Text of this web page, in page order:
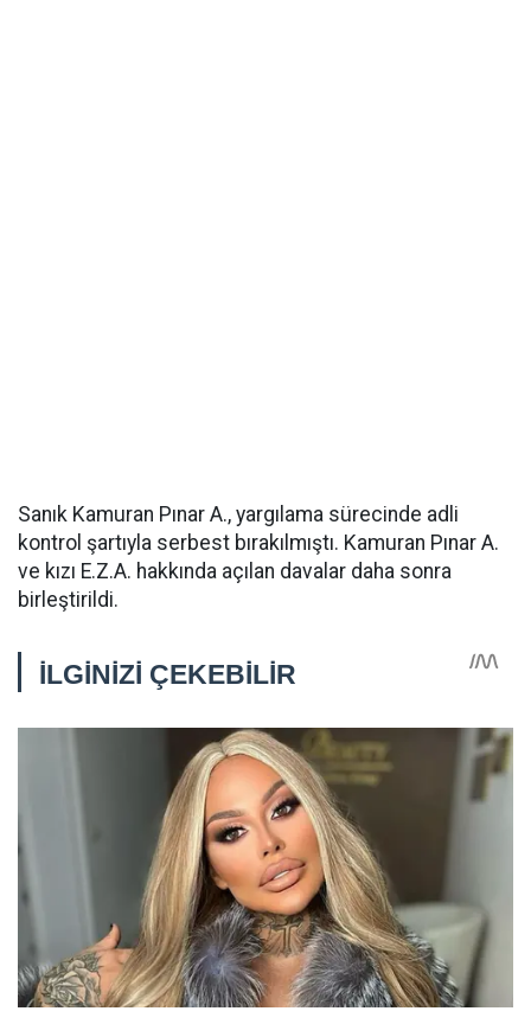
Sanık Kamuran Pınar A., yargılama sürecinde adli
kontrol şartıyla serbest bırakılmıştı. Kamuran Pınar A.
ve kızı E.Z.A. hakkında açılan davalar daha sonra
birleştirildi.